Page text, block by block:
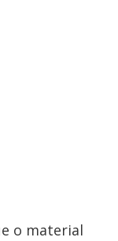
o material